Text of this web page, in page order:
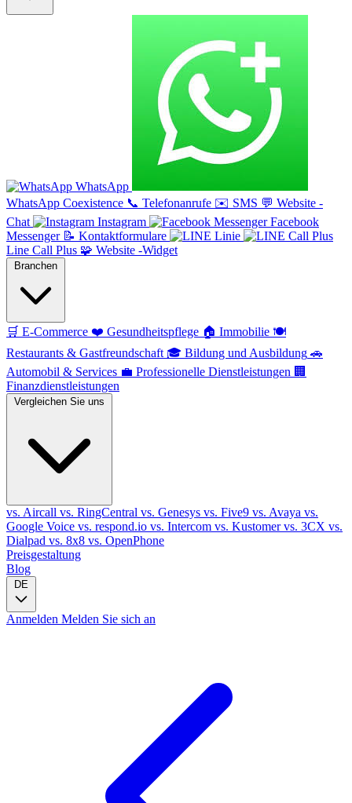
WhatsApp
WhatsApp Coexistence 📞 Telefonanrufe ✉️ SMS 💬 Website -
Chat
Instagram
Facebook
Messenger 📝 Kontaktformulare
Linie
Line Call Plus 🧩 Website -Widget
Branchen
🛒 E-Commerce ❤️ Gesundheitspflege 🏠 Immobilie 🍽️
Restaurants & Gastfreundschaft 🎓 Bildung und Ausbildung 🚗
Automobil & Services 💼 Professionelle Dienstleistungen 🏢
Finanzdienstleistungen
Vergleichen Sie uns
vs. Aircall vs. RingCentral vs. Genesys vs. Five9 vs. Avaya vs.
Google Voice vs. respond.io vs. Intercom vs. Kustomervs. 3CX vs.
Dialpad vs. 8x8 vs. OpenPhone
Preisgestaltung
Blog
DE
Anmelden Melden Sie sich an